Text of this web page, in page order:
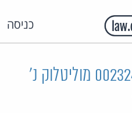
כניסה
בשא 001614/02 א002324/01 מוליטלוק נ'